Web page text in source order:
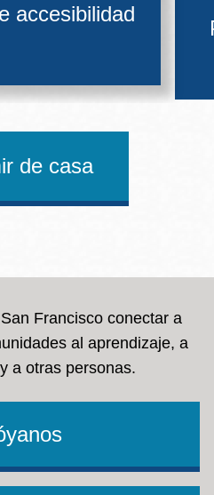
accesibilidad
de casa
Francisco conectar a
al aprendizaje, a
a otras personas.